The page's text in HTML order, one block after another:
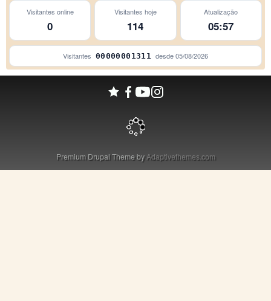
Visitantes online
0
Visitantes hoje
114
Atualização
05:57
Visitantes 00000001311 desde05/08/2026
Premium Drupal Theme byAdaptivethemes.com